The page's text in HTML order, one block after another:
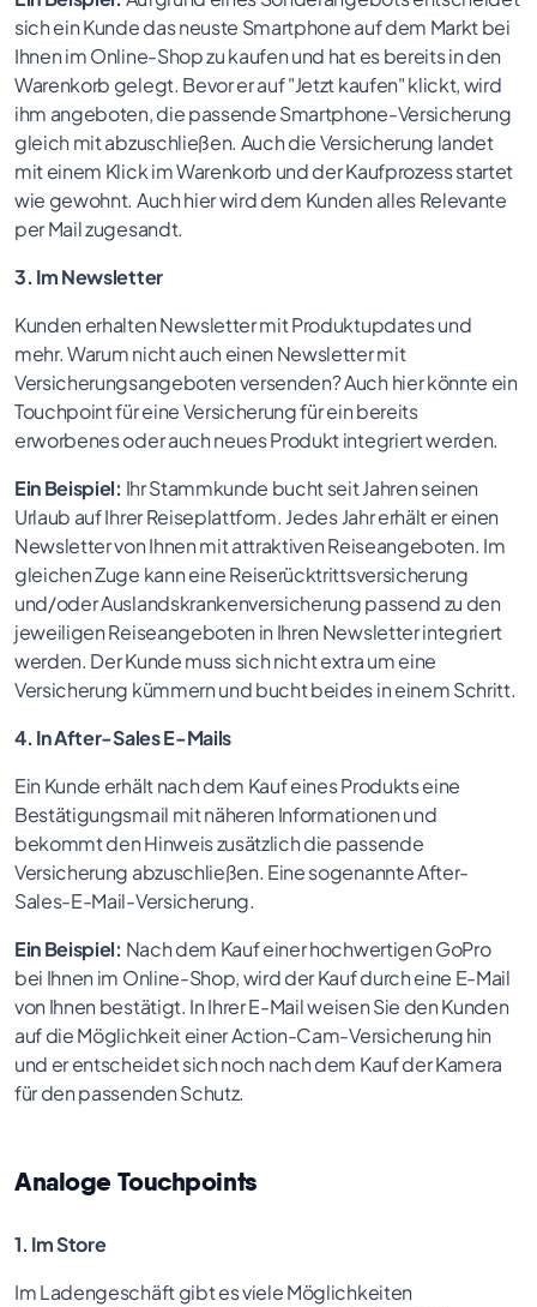
sich ein Kunde das neuste Smartphone auf dem Markt bei
Ihnen im Online-Shop zu kaufen und hat es bereits in den
Warenkorb gelegt. Bevor er auf "Jetzt kaufen" klickt, wird
ihm angeboten, die passende Smartphone-Versicherung
gleich mit abzuschließen. Auch die Versicherung landet
mit einem Klick im Warenkorb und der Kaufprozess startet
wie gewohnt. Auch hier wird dem Kunden alles Relevante
per Mail zugesandt.
3. Im Newsletter
Kunden erhalten Newsletter mit Produktupdates und
mehr. Warum nicht auch einen Newsletter mit
Versicherungsangeboten versenden? Auch hier könnte ein
Touchpoint für eine Versicherung für ein bereits
erworbenes oder auch neues Produkt integriert werden.
Ein Beispiel: Ihr Stammkunde bucht seit Jahren seinen
Urlaub auf Ihrer Reiseplattform. Jedes Jahr erhält er einen
Newsletter von Ihnen mit attraktiven Reiseangeboten. Im
gleichen Zuge kann eine Reiserücktrittsversicherung
und/oder Auslandskrankenversicherung passend zu den
jeweiligen Reiseangeboten in Ihren Newsletter integriert
werden. Der Kunde muss sich nicht extra um eine
Versicherung kümmern und bucht beides in einem Schritt.
4. In After-Sales E-Mails
Ein Kunde erhält nach dem Kauf eines Produkts eine
Bestätigungsmail mit näheren Informationen und
bekommt den Hinweis zusätzlich die passende
Versicherung abzuschließen. Eine sogenannte After-
Sales-E-Mail-Versicherung.
Ein Beispiel: Nach dem Kauf einer hochwertigen GoPro
bei Ihnen im Online-Shop, wird der Kauf durch eine E-Mail
von Ihnen bestätigt. In Ihrer E-Mail weisen Sie den Kunden
auf die Möglichkeit einer Action-Cam-Versicherung hin
und er entscheidet sich noch nach dem Kauf der Kamera
für den passenden Schutz.
Analoge Touchpoints
1. Im Store
Im Ladengeschäft gibt es viele Möglichkeiten